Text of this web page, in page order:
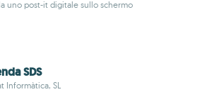
uno post-it digitale sullo schermo
SDS
Informàtica, SL